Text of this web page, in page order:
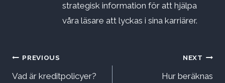
strategisk information för att hjälpa
våra läsare att lyckas i sina karriärer.
Inläggsnavigering
PREVIOUS
Vad är kreditpolicyer?
NEXT
Hur beräknas